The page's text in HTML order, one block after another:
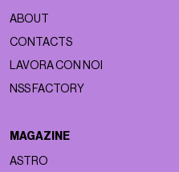
ABOUT
CONTACTS
LAVORA CON NOI
NSS FACTORY
MAGAZINE
ASTRO